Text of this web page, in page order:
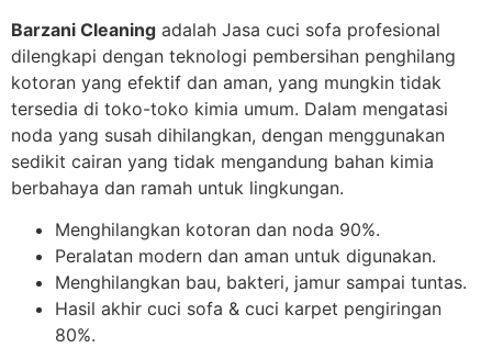
Barzani Cleaning adalah Jasa cuci sofa profesional
dilengkapi dengan teknologi pembersihan penghilang
kotoran yang efektif dan aman, yang mungkin tidak
tersedia di toko-toko kimia umum. Dalam mengatasi
noda yang susah dihilangkan, dengan menggunakan
sedikit cairan yang tidak mengandung bahan kimia
berbahaya dan ramah untuk lingkungan.
Menghilangkan kotoran dan noda 90%.
Peralatan modern dan aman untuk digunakan.
Menghilangkan bau, bakteri, jamur sampai tuntas.
Hasil akhir cuci sofa & cuci karpet pengiringan
80%.